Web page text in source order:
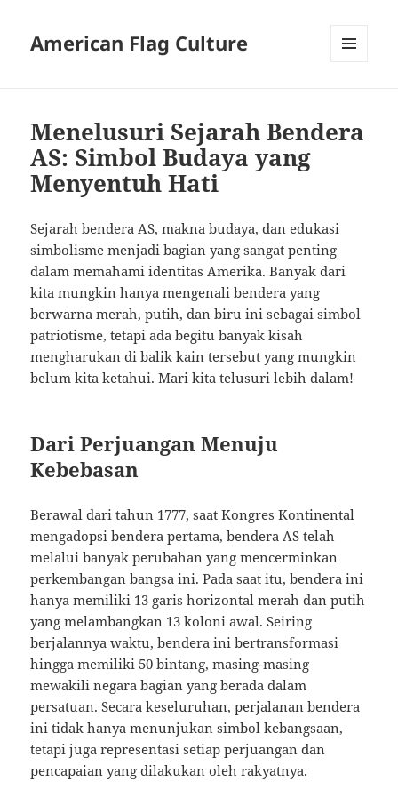
American Flag Culture
Menelusuri Sejarah Bendera
AS: Simbol Budaya yang
Menyentuh Hati
Sejarah bendera AS, makna budaya, dan edukasi
simbolisme menjadi bagian yang sangat penting
dalam memahami identitas Amerika. Banyak dari
kita mungkin hanya mengenali bendera yang
berwarna merah, putih, dan biru ini sebagai simbol
patriotisme, tetapi ada begitu banyak kisah
mengharukan di balik kain tersebut yang mungkin
belum kita ketahui. Mari kita telusuri lebih dalam!
Dari Perjuangan Menuju
Kebebasan
Berawal dari tahun 1777, saat Kongres Kontinental
mengadopsi bendera pertama, bendera AS telah
melalui banyak perubahan yang mencerminkan
perkembangan bangsa ini. Pada saat itu, bendera ini
hanya memiliki 13 garis horizontal merah dan putih
yang melambangkan 13 koloni awal. Seiring
berjalannya waktu, bendera ini bertransformasi
hingga memiliki 50 bintang, masing-masing
mewakili negara bagian yang berada dalam
persatuan. Secara keseluruhan, perjalanan bendera
ini tidak hanya menunjukan simbol kebangsaan,
tetapi juga representasi setiap perjuangan dan
pencapaian yang dilakukan oleh rakyatnya.